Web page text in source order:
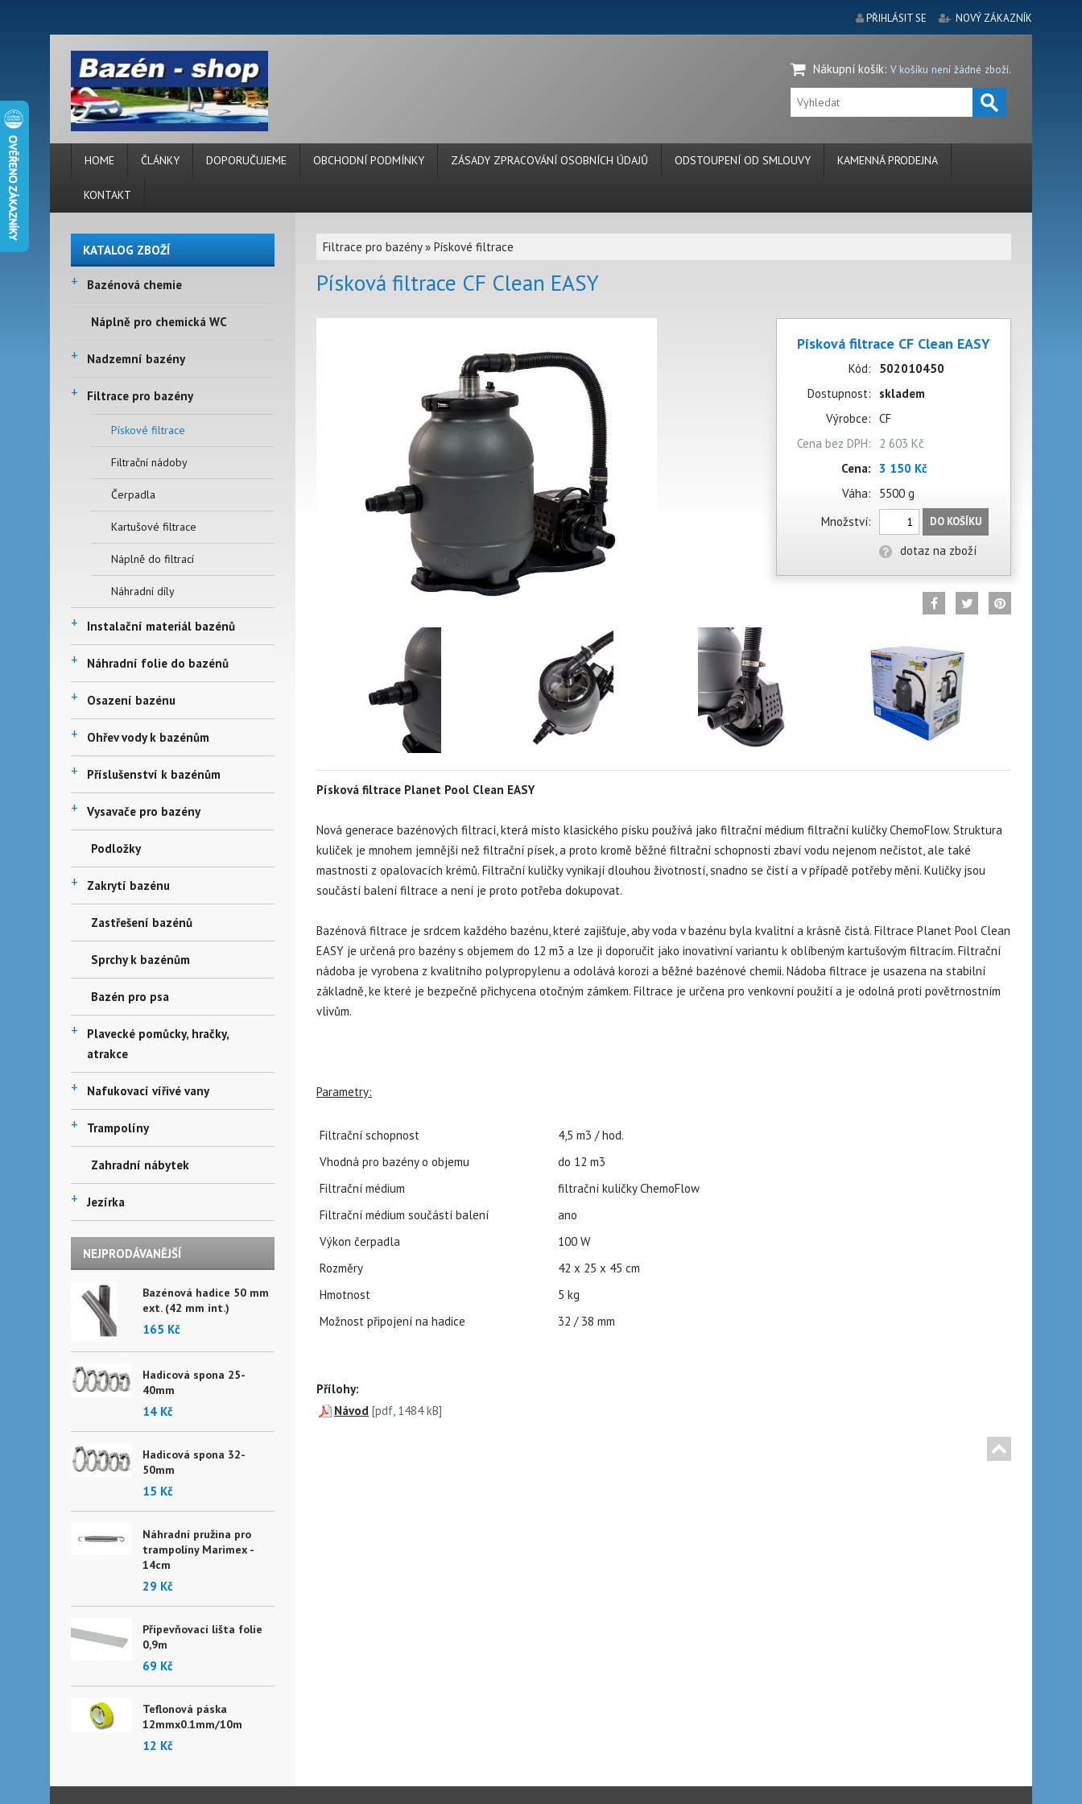
PŘIHLÁSIT SE NOVÝ ZÁKAZNÍK
Nákupní košík: V košíku není žádné zboží.
HOME ČLÁNKY DOPORUČUJEME OBCHODNÍ PODMÍNKY ZÁSADY ZPRACOVÁNÍ OSOBNÍCH ÚDAJŮ ODSTOUPENÍ OD SMLOUVY KAMENNÁ PRODEJNA
KONTAKT
KATALOG ZBOŽÍ
+ Bazénová chemie
Náplně pro chemická WC
+ Nadzemní bazény
+ Filtrace pro bazény
Pískové filtrace
Filtrační nádoby
Čerpadla
Kartušové filtrace
Náplně do filtrací
Náhradní díly
+ Instalační materiál bazénů
+ Náhradní folie do bazénů
+ Osazení bazénu
+ Ohřev vody k bazénům
+ Příslušenství k bazénům
+ Vysavače pro bazény
Podložky
+ Zakrytí bazénu
Zastřešení bazénů
Sprchy k bazénům
Bazén pro psa
+
Plavecké pomůcky, hračky,
atrakce
+ Nafukovací vířivé vany
+ Trampolíny
Zahradní nábytek
+ Jezírka
NEJPRODÁVANĚJŠÍ
Bazénová hadice 50 mm
ext. (42 mm int.)
165 Kč
Hadicová spona 25-
40mm
14 Kč
Hadicová spona 32-
50mm
15 Kč
Náhradní pružina pro
trampolíny Marimex -
14cm
29 Kč
Připevňovací lišta folie
0,9m
69 Kč
Teflonová páska
12mmx0.1mm/10m
12 Kč
Filtrace pro bazény» Pískové filtrace
Písková filtrace CF Clean EASY
Písková filtrace CF Clean EASY
Kód:
502010450
Dostupnost:
skladem
Výrobce: CF
Cena bez DPH:
2 603 Kč
Cena:
3 150 Kč
Váha:
5500 g
Množství:
DO KOŠÍKU
dotaz na zboží
Písková filtrace Planet Pool Clean EASY
Nová generace bazénových filtrací, která místo klasického písku používá jako filtrační médium filtrační kuličky ChemoFlow. Struktura
kuliček je mnohem jemnější než filtrační písek, a proto kromě běžné filtrační schopnosti zbaví vodu nejenom nečistot, ale také
mastnosti z opalovacích krémů. Filtrační kuličky vynikají dlouhou životností, snadno se čistí a v případě potřeby mění. Kuličky jsou
součástí balení filtrace a není je proto potřeba dokupovat.
Bazénová filtrace je srdcem každého bazénu, které zajišťuje, aby voda v bazénu byla kvalitní a krásně čistá. Filtrace Planet Pool Clean
EASY je určená pro bazény s objemem do 12 m3 a lze ji doporučit jako inovativní variantu k oblíbeným kartušovým filtracím. Filtrační
nádoba je vyrobena z kvalitního polypropylenu a odolává korozi a běžné bazénové chemii. Nádoba filtrace je usazena na stabilní
základně, ke které je bezpečně přichycena otočným zámkem. Filtrace je určena pro venkovní použití a je odolná proti povětrnostním
vlivům.
Parametry:
Filtrační schopnost
4,5 m3 / hod.
Vhodná pro bazény o objemu
do 12 m3
Filtrační médium
filtrační kuličky ChemoFlow
Filtrační médium součástí balení
ano
Výkon čerpadla
100 W
Rozměry
42 x 25 x 45 cm
Hmotnost
5 kg
Možnost připojení na hadice
32 / 38 mm
Přílohy:
Návod [pdf, 1484 kB]